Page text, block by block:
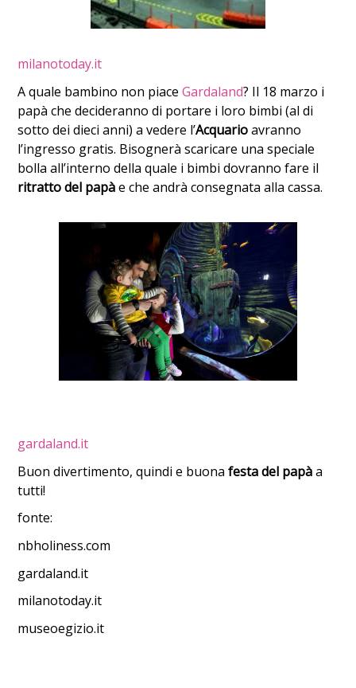
milanotoday.it
A quale bambino non piaceGardaland? Il 18 marzo i
papà che decideranno di portare i loro bimbi (al di
sotto dei dieci anni) a vedere l’Acquarioavranno
l’ingresso gratis. Bisognerà scaricare una speciale
bolla all’interno della quale i bimbi dovranno fare il
ritratto del papàe che andrà consegnata alla cassa.
gardaland.it
Buon divertimento, quindi e buonafesta del papàa
tutti!
fonte:
nbholiness.com
gardaland.it
milanotoday.it
museoegizio.it